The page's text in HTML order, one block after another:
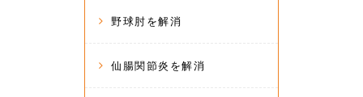
野球肘を解消
仙腸関節炎を解消